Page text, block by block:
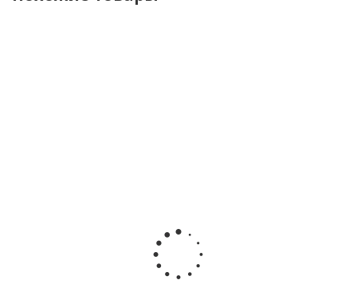
Veld Co
136589